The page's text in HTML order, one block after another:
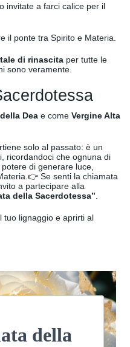
invitate a farci calice per il
il ponte tra Spirito e Materia.
di rinascita per tutte le
sono veramente.
Dea e come Vergine Alta
solo al passato: è un
ricordandoci che ognuna di
di generare luce,
Se senti la chiamata
a partecipare alla
della Sacerdotessa”
tuo lignaggio e aprirti al